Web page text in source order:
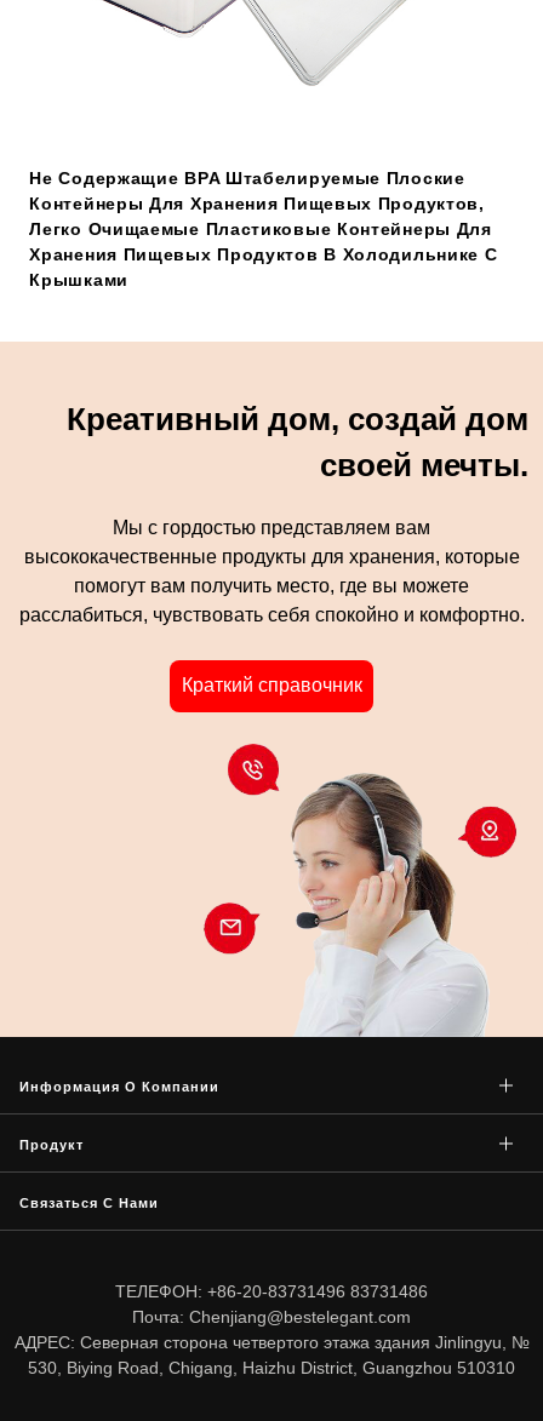
Не Содержащие BPA Штабелируемые Плоские
Контейнеры Для Хранения Пищевых Продуктов,
Легко Очищаемые Пластиковые Контейнеры Для
Хранения Пищевых Продуктов В Холодильнике С
Крышками
Креативный дом, создай дом
своей мечты.
Мы с гордостью представляем вам
высококачественные продукты для хранения, которые
помогут вам получить место, где вы можете
расслабиться, чувствовать себя спокойно и комфортно.
Краткий справочник
Информация О Компании
Продукт
Связаться С Нами
ТЕЛЕФОН: +86-20-83731496 83731486
Почта: Chenjiang@bestelegant.com
АДРЕС: Северная сторона четвертого этажа здания Jinlingyu, №
530, Biying Road, Chigang, Haizhu District, Guangzhou 510310